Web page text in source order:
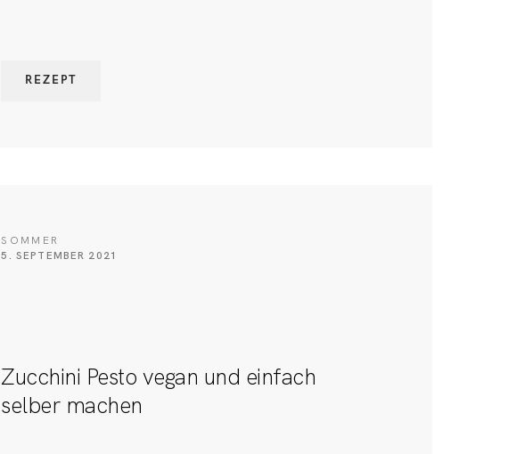
REZEPT
SOMMER
5. SEPTEMBER 2021
Zucchini Pesto vegan und einfach
selber machen